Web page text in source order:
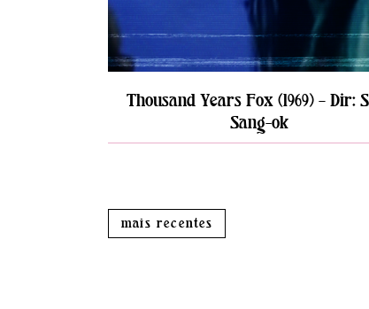
Thousand Years Fox (1969) – Dir:
Sang-ok
mais recentes